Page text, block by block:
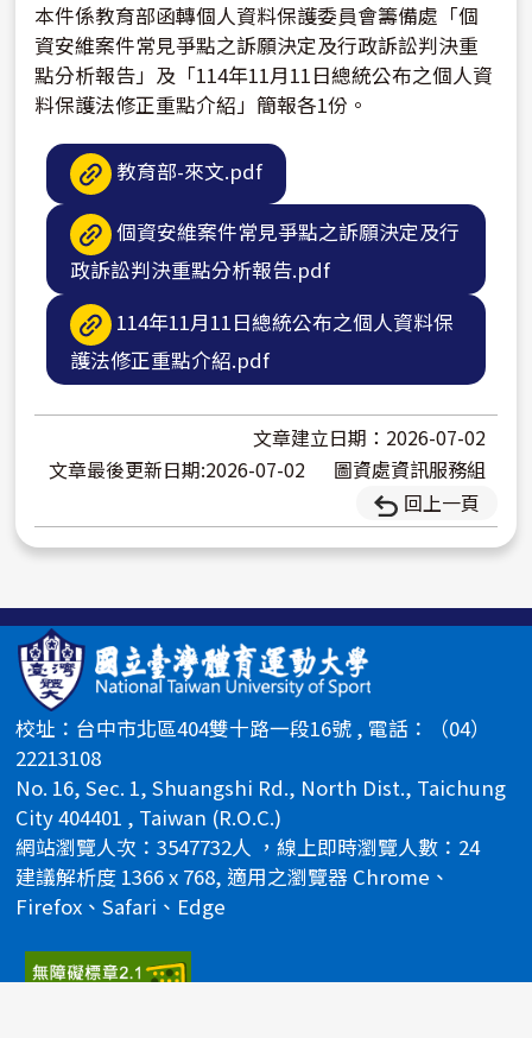
本件係教育部函轉個人資料保護委員會籌備處「個
資安維案件常見爭點之訴願決定及行政訴訟判決重
點分析報告」及「114年11月11日總統公布之個人資
料保護法修正重點介紹」簡報各1份。
教育部-來文.pdf
個資安維案件常見爭點之訴願決定及行
政訴訟判決重點分析報告.pdf
114年11月11日總統公布之個人資料保
護法修正重點介紹.pdf
文章建立日期：2026-07-02
文章最後更新日期:2026-07-02
圖資處資訊服務組
回上一頁
校址：台中市北區404雙十路一段16號 , 電話：（04）
22213108
No. 16, Sec. 1, Shuangshi Rd., North Dist., Taichung
City 404401 , Taiwan (R.O.C.)
網站瀏覽人次：3547732人 ，線上即時瀏覽人數：24
建議解析度 1366 x 768, 適用之瀏覽器 Chrome、
Firefox、Safari、Edge